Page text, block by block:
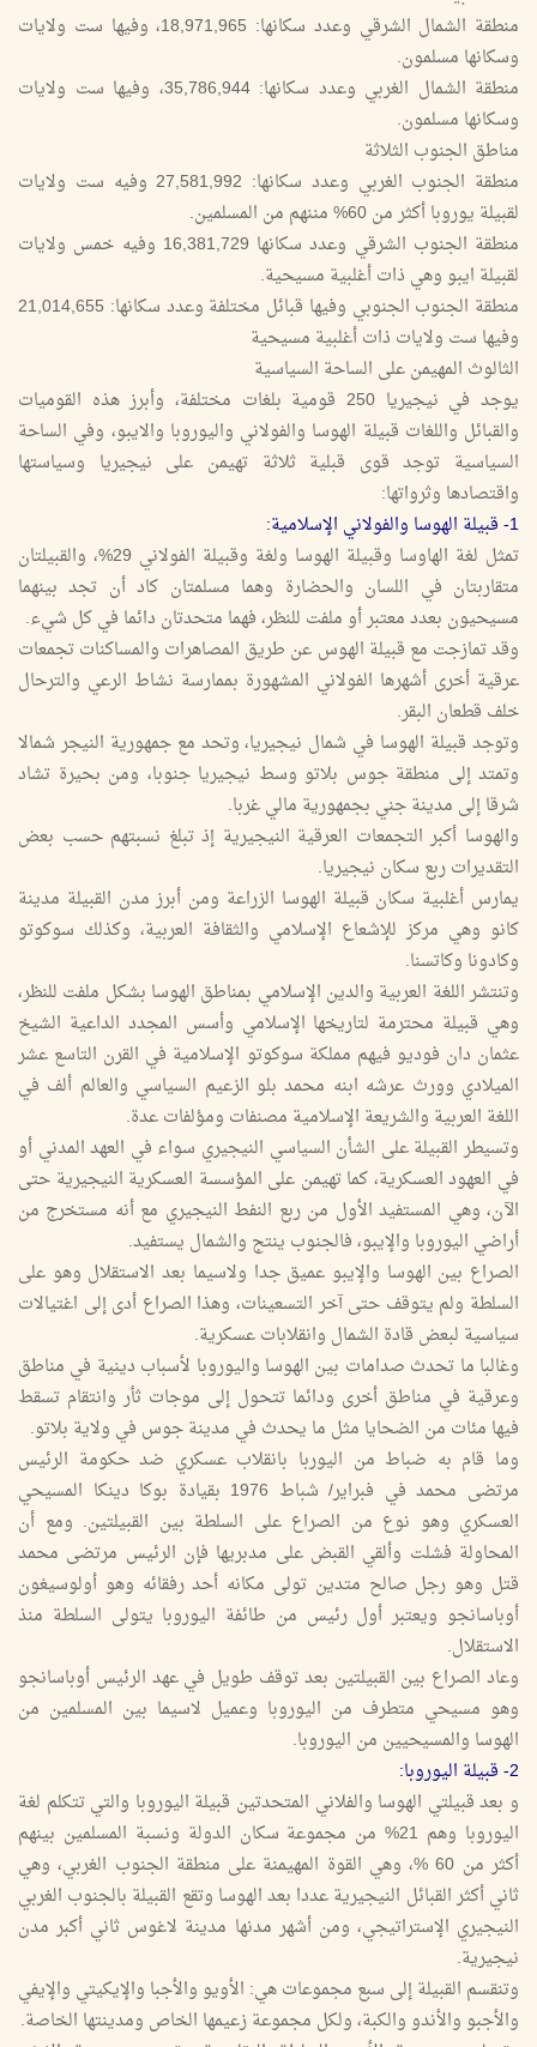
منطقة الشمال الشرقي وعدد سكانها: 18,971,965، وفيها ست ولايات
وسكانها مسلمون.
منطقة الشمال الغربي وعدد سكانها: 35,786,944، وفيها ست ولايات
وسكانها مسلمون.
مناطق الجنوب الثلاثة
منطقة الجنوب الغربي وعدد سكانها: 27,581,992 وفيه ست ولايات
لقبيلة يوروبا أكثر من 60% مننهم من المسلمين.
منطقة الجنوب الشرقي وعدد سكانها 16,381,729 وفيه خمس ولايات
لقبيلة ايبو وهي ذات أغلبية مسيحية.
منطقة الجنوب الجنوبي وفيها قبائل مختلفة وعدد سكانها: 21,014,655
وفيها ست ولايات ذات أغلبية مسيحية
الثالوث المهيمن على الساحة السياسية
يوجد في نيجيريا 250 قومية بلغات مختلفة، وأبرز هذه القوميات
والقبائل واللغات قبيلة الهوسا والفولاني واليوروبا والايبو، وفي الساحة
السياسية توجد قوى قبلية ثلاثة تهيمن على نيجيريا وسياستها
واقتصادها وثرواتها:
1- قبيلة الهوسا والفولاني الإسلامية:
تمثل لغة الهاوسا وقبيلة الهوسا ولغة وقبيلة الفولاني 29%، والقبيلتان
متقاربتان في اللسان والحضارة وهما مسلمتان كاد أن تجد بينهما
مسيحيون بعدد معتبر أو ملفت للنظر، فهما متحدتان دائما في كل شيء.
وقد تمازجت مع قبيلة الهوس عن طريق المصاهرات والمساكنات تجمعات
عرقية أخرى أشهرها الفولاني المشهورة بممارسة نشاط الرعي والترحال
خلف قطعان البقر.
وتوجد قبيلة الهوسا في شمال نيجيريا، وتحد مع جمهورية النيجر شمالا
وتمتد إلى منطقة جوس بلاتو وسط نيجيريا جنوبا، ومن بحيرة تشاد
شرقا إلى مدينة جني بجمهورية مالي غربا.
والهوسا أكبر التجمعات العرقية النيجيرية إذ تبلغ نسبتهم حسب بعض
التقديرات ربع سكان نيجيريا.
يمارس أغلبية سكان قبيلة الهوسا الزراعة ومن أبرز مدن القبيلة مدينة
كانو وهي مركز للإشعاع الإسلامي والثقافة العربية، وكذلك سوكوتو
وكادونا وكاتسنا.
وتنتشر اللغة العربية والدين الإسلامي بمناطق الهوسا بشكل ملفت للنظر،
وهي قبيلة محترمة لتاريخها الإسلامي وأسس المجدد الداعية الشيخ
عثمان دان فوديو فيهم مملكة سوكوتو الإسلامية في القرن التاسع عشر
الميلادي وورث عرشه ابنه محمد بلو الزعيم السياسي والعالم ألف في
اللغة العربية والشريعة الإسلامية مصنفات ومؤلفات عدة.
وتسيطر القبيلة على الشأن السياسي النيجيري سواء في العهد المدني أو
في العهود العسكرية، كما تهيمن على المؤسسة العسكرية النيجيرية حتى
الآن، وهي المستفيد الأول من ربع النفط النيجيري مع أنه مستخرج من
أراضي اليوروبا والإيبو، فالجنوب ينتج والشمال يستفيد.
الصراع بين الهوسا والإيبو عميق جدا ولاسيما بعد الاستقلال وهو على
السلطة ولم يتوقف حتى آخر التسعينات، وهذا الصراع أدى إلى اغتيالات
سياسية لبعض قادة الشمال وانقلابات عسكرية.
وغالبا ما تحدث صدامات بين الهوسا واليوروبا لأسباب دينية في مناطق
وعرقية في مناطق أخرى ودائما تتحول إلى موجات ثأر وانتقام تسقط
فيها مئات من الضحايا مثل ما يحدث في مدينة جوس في ولاية بلاتو.
وما قام به ضباط من اليوربا بانقلاب عسكري ضد حكومة الرئيس
مرتضى محمد في فبراير/ شباط 1976 بقيادة بوكا دينكا المسيحي
العسكري وهو نوع من الصراع على السلطة بين القبيلتين. ومع أن
المحاولة فشلت وألقي القبض على مدبريها فإن الرئيس مرتضى محمد
قتل وهو رجل صالح متدين تولى مكانه أحد رفقائه وهو أولوسيغون
أوباسانجو ويعتبر أول رئيس من طائفة اليوروبا يتولى السلطة منذ
الاستقلال.
وعاد الصراع بين القبيلتين بعد توقف طويل في عهد الرئيس أوباسانجو
وهو مسيحي متطرف من اليوروبا وعميل لاسيما بين المسلمين من
الهوسا والمسيحيين من اليوروبا.
2- قبيلة اليوروبا:
و بعد قبيلتي الهوسا والفلاني المتحدتين قبيلة اليوروبا والتي تتكلم لغة
اليوروبا وهم 21% من مجموعة سكان الدولة ونسبة المسلمين بينهم
أكثر من 60 %، وهي القوة المهيمنة على منطقة الجنوب الغربي، وهي
ثاني أكثر القبائل النيجيرية عددا بعد الهوسا وتقع القبيلة بالجنوب الغربي
النيجيري الإستراتيجي، ومن أشهر مدنها مدينة لاغوس ثاني أكبر مدن
نيجيرية.
وتنقسم القبيلة إلى سبع مجموعات هي: الأويو والأجبا والإيكيتي والإيفي
والأجبو والأندو والكبة، ولكل مجموعة زعيمها الخاص ومدينتها الخاصة.